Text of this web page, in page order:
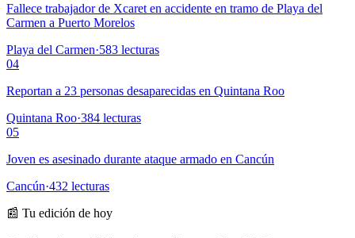
Fallece trabajador de Xcaret en accidente en tramo de Playa del
Carmen a Puerto Morelos
Playa del Carmen·583 lecturas
04
Reportan a 23 personas desaparecidas en Quintana Roo
Quintana Roo·384 lecturas
05
Joven es asesinado durante ataque armado en Cancún
Cancún·432 lecturas
📰 Tu edición de hoy